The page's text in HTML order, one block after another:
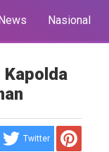
Nasional
Kapolda
Twitter